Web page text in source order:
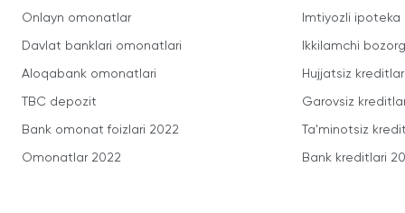
Onlayn omonatlar
Davlat banklari omonatlari
Aloqabank omonatlari
TBC depozit
Bank omonat foizlari 2022
Omonatlar 2022
Imtiyozli ipoteka
Ikkilamchi
Hujjatsiz kreditlar
Garovsiz
Ta'minotsiz
Bank kreditlari